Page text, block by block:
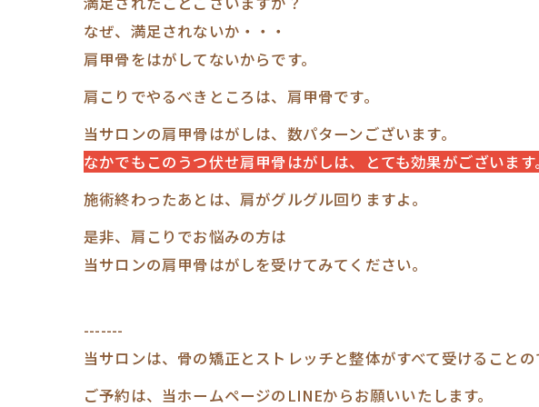
なぜ、満足されないか・・・
肩甲骨をはがしてないからです。
肩こりでやるべきところは、肩甲骨です。
当サロンの肩甲骨はがしは、数パターンございます。
なかでもこのうつ伏せ肩甲骨はがしは、とても効果がございます。
施術終わったあとは、肩がグルグル回りますよ。
是非、肩こりでお悩みの方は
当サロンの肩甲骨はがしを受けてみてください。
-------
当サロンは、骨の矯正とストレッチと整体がすべて受けること
ご予約は、当ホームページのLINEからお願いいたします。